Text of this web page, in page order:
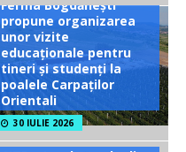
Ferma Bogdănești
propune organizarea
unor vizite
educaționale pentru
tineri și studenți la
poalele Carpaților
Orientali
30 IULIE 2026